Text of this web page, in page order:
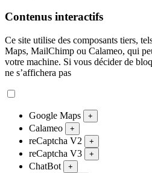
Contenus interactifs
Ce site utilise des composants tiers,
Maps, MailChimp ou Calameo, qui
votre machine. Si vous décider de
ne s’affichera pas
Google Maps +
Calameo +
reCaptcha V2 +
reCaptcha V3 +
ChatBot +